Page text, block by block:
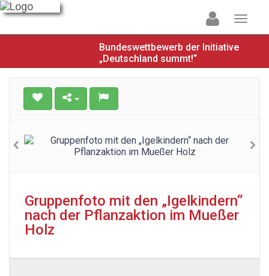
Bundeswettbewerb der Initiative
„Deutschland summt!“
Gruppenfoto mit den „Igelkindern“
nach der Pflanzaktion im Mueßer
Holz